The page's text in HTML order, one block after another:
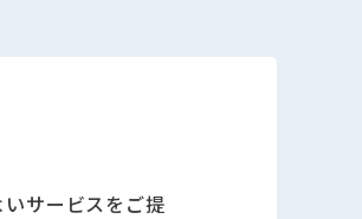
サービスをご提